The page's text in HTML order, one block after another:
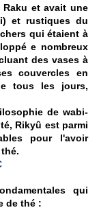
et avait une
et rustiques du
qui étaient à
e nombreux
des vases à
couvercles en
tous les jours,
de wabi-
Rikyû est parmi
pour l'avoir
qui
de thé :